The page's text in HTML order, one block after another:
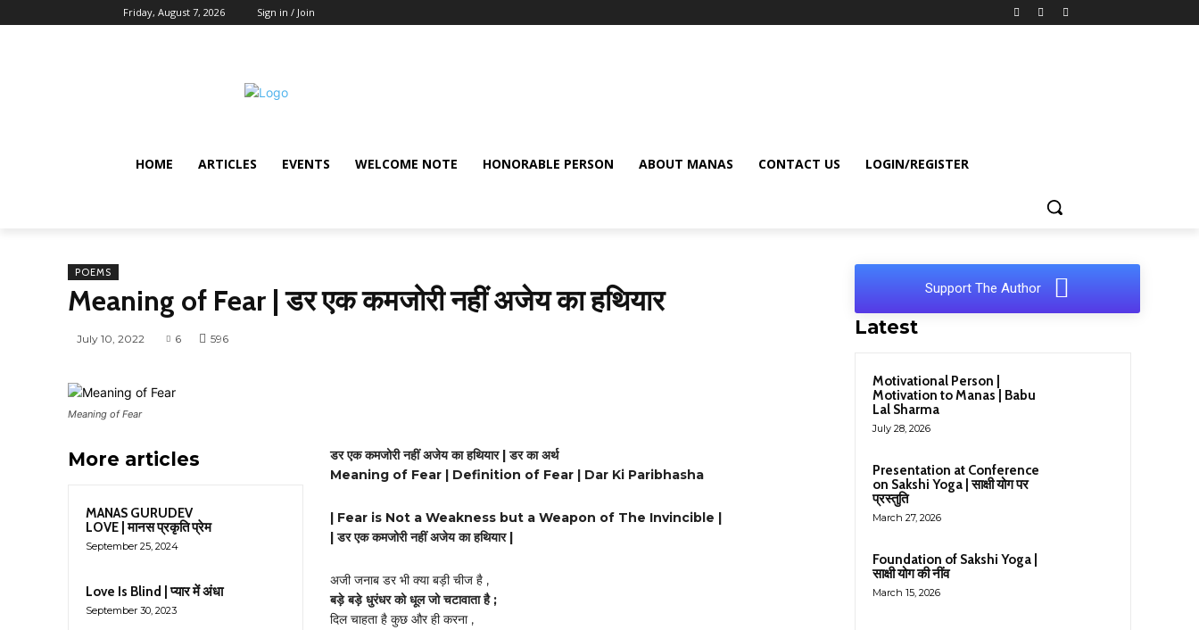
Friday, August 7, 2026 Sign in / Join
HOME ARTICLES EVENTS WELCOME NOTE HONORABLE PERSON ABOUT MANAS CONTACT US LOGIN/REGISTER
POEMS
Meaning of Fear | डर एक कमजोरी नहीं अजेय का हथियार
July 10, 2022 6 596
Meaning of Fear
More articles
MANAS GURUDEV
LOVE | मानस प्रकृति प्रेम
September 25, 2024
Love Is Blind | प्यार में अंधा
September 30, 2023
डर एक कमजोरी नहीं अजेय का हथियार | डर का अर्थ
Meaning of Fear | Definition of Fear | Dar Ki Paribhasha
| Fear is Not a Weakness but a Weapon of The Invincible |
| डर एक कमजोरी नहीं अजेय का हथियार |
अजी जनाब डर भी क्या बड़ी चीज है ,
बड़े बड़े धुरंधर को धूल जो चटावाता है ;
दिल चाहता है कुछ और ही करना ,
Support The Author
Latest
Motivational Person |
Motivation to Manas | Babu
Lal Sharma
July 28, 2026
Presentation at Conference
on Sakshi Yoga | साक्षी योग पर
प्रस्तुति
March 27, 2026
Foundation of Sakshi Yoga |
साक्षी योग की नींव
March 15, 2026